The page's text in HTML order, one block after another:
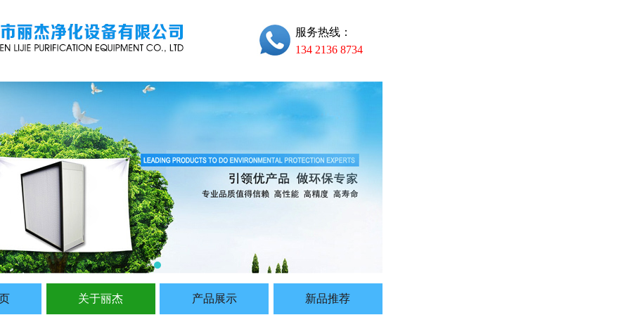
服务热线：
134 2136 8734
关于丽杰 产品展示 新品推荐